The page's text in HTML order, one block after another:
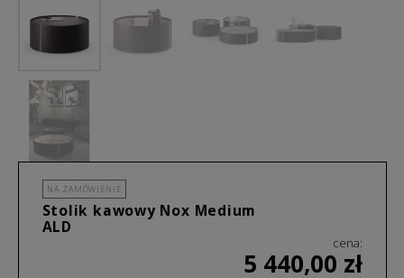
NA ZAMÓWIENIE
Stolik kawowy Nox Medium
ALD
cena:
5 440,00 zł